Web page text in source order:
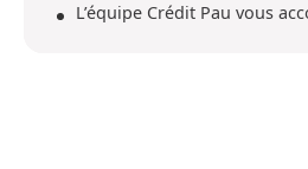
L’équipe Crédit Pau vous